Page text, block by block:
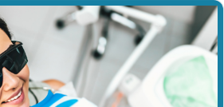
sẽ giúp bạn hiểu rõ về máy đo chiều
phù hợp với nhu cầu.